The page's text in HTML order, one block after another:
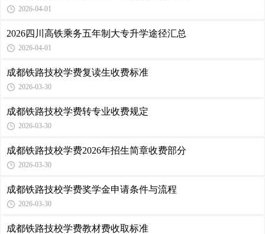
2026-04-01
2026四川高铁乘务五年制大专升学途径汇总
2026-04-01
成都铁路技校学费复读生收费标准
2026-03-30
成都铁路技校学费转专业收费规定
2026-03-30
成都铁路技校学费2026年招生简章收费部分
2026-03-30
成都铁路技校学费奖学金申请条件与流程
2026-03-30
成都铁路技校学费教材费收取标准